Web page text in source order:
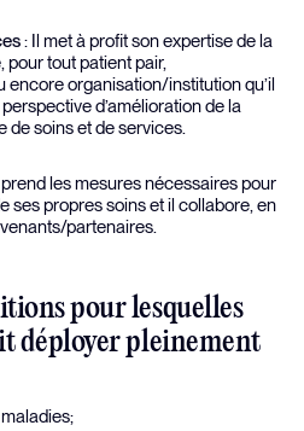
: Il met à profit son expertise de la
pour tout patient pair,
organisation/institution qu’il
d’amélioration de la
de soins et de services.
prend les mesures nécessaires pour
ses propres soins et il collabore, en
partenaires.
pour lesquelles
déployer pleinement